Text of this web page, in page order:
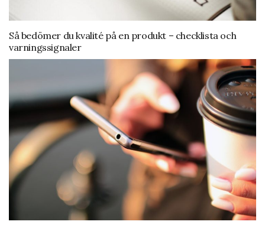
Så bedömer du kvalité på en produkt – checklista och
varningssignaler